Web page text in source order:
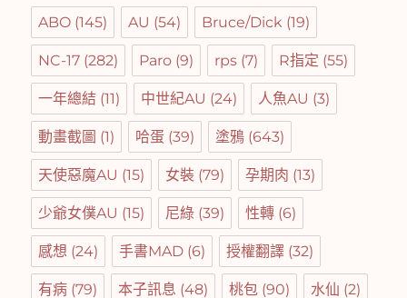
ABO (145) AU (54) Bruce/Dick (19)
NC-17 (282) Paro (9) rps (7) R指定 (55)
一年總結 (11) 中世紀AU (24) 人魚AU (3)
動畫截圖 (1) 哈蛋 (39) 塗鴉 (643)
天使惡魔AU (15) 女裝 (79) 孕期肉 (13)
少爺女僕AU (15) 尼綠 (39) 性轉 (6)
感想 (24) 手書MAD (6) 授權翻譯 (32)
有病 (79) 本子訊息 (48) 桃包 (90) 水仙 (2)